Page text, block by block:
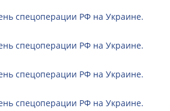
спецоперации РФ на Украине.
спецоперации РФ на Украине.
спецоперации РФ на Украине.
спецоперации РФ на Украине.